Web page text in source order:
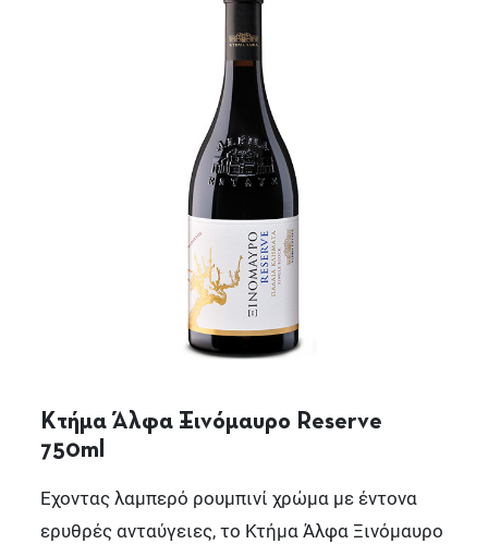
Κτήμα Άλφα Ξινόμαυρο Reserve
750ml
Έχοντας λαμπερό ρουμπινί χρώμα με έντονα
ερυθρές ανταύγειες, το Κτήμα Άλφα Ξινόμαυρο